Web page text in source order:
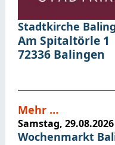
Stadtkirche
Am Spitaltörle 1
72336 Balingen
Samstag, 29.08.2026
Wochenmarkt
Mehr …